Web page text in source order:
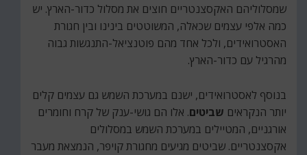
שמסלוליהם האקסצנטריים חוצים את מסלול כדור-הארץ. יש
כמה אלפי עצמים שכאלה, המשוטטים בינינו ובין חגורת
האסטרואידים, ולכל אחד מהם פוטנציאל-התנגשות גבוה
מהרגיל עם כדור-הארץ.
בנוסף לאסטרואידים, ישנם במערכת השמש גם עצמים קלים
יותר הנקראים שביטים. אלו הם גושי-ענק של קרח וחומרים
אורגניים, המטיילים במערכת השמש במסלולים
אקסצנטריים. שביטים מגיעים מחגורת קויפר, הנמצאת מעבר